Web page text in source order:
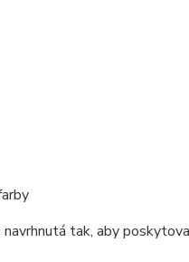
tak, aby